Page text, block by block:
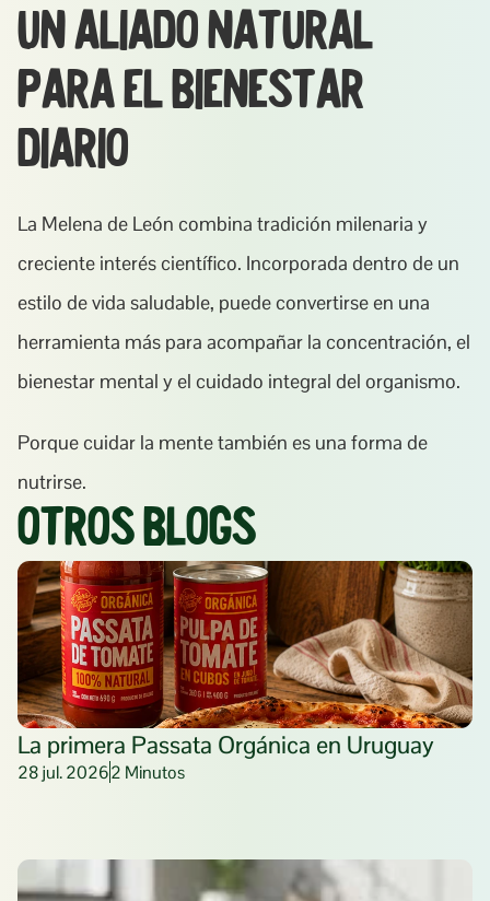
Un aliado natural
para el bienestar
diario
La Melena de León combina tradición milenaria y
creciente interés científico. Incorporada dentro de un
estilo de vida saludable, puede convertirse en una
herramienta más para acompañar la concentración, el
bienestar mental y el cuidado integral del organismo.
Porque cuidar la mente también es una forma de
nutrirse.
Otros Blogs
La primera Passata Orgánica en Uruguay
28 jul. 20262 Minutos